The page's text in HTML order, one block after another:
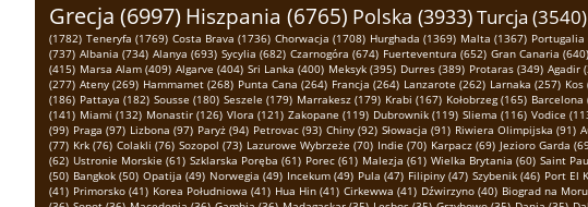
Grecja (6997) Hiszpania (6765) Polska (3933)Turcja (3540)
(1782) Teneryfa (1769) Costa Brava (1736) Chorwacja (1708) Hurghada (1369) Malta (1367) Portugalia
(737) Albania (734) Alanya (693) Sycylia (682) Czarnogóra (674) Fuerteventura (652) Gran Canaria (640)
(415) Marsa Alam (409) Algarve (404) Sri Lanka (400) Meksyk (395) Durres (389) Protaras (349) Agadir
(277) Ateny (269) Hammamet (268) Punta Cana (264) Francja (264) Lanzarote (262) Larnaka (257) Kos
(186) Pattaya (182) Sousse (180) Seszele (179) Marrakesz (179) Krabi (167) Kołobrzeg (165) Barcelona
(141) Miami (132) Monastir (126) Vlora (121) Zakopane (119) Dubrownik (119) Sliema (116) Vodice
(99) Praga (97) Lizbona (97) Paryż (94) Petrovac (93) Chiny (92) Słowacja (91) Riwiera Olimpijska (91)
(77) Krk (76) Colakli (76) Sozopol (73) Lazurowe Wybrzeże (70) Indie (70) Karpacz (69) Jezioro Garda
(62) Ustronie Morskie (61) Szklarska Poręba (61) Porec (61) Malezja (61) Wielka Brytania (60) Saint
(50) Bangkok (50) Opatija (49) Norwegia (49) Incekum (49) Pula (47) Filipiny (47) Szybenik (46) Port El
(41) Primorsko (41) Korea Południowa (41) Hua Hin (41) Cirkewwa (41) Dźwirzyno (40) Biograd na